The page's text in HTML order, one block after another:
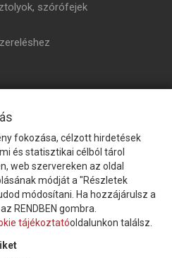
szórófejek
nyilatkozom, hogy azadatkezelési
és elfogadom.
fokozása, célzott hirdetések
és statisztikai célból tárol
web szervereken az oldal
módját a "Részletek
módosítani. Ha hozzájárulsz a
RENDBEN gombra.
tájékoztatóoldalunkon találsz.